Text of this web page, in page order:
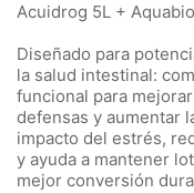
Acuidrog 5L +
Diseñado para
la salud intestinal:
funcional para
defensas y aumentar
impacto del estrés,
y ayuda a mantener
mejor conversión